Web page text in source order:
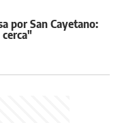
por San Cayetano: